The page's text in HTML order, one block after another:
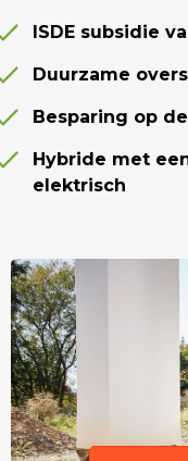
ISDE subsidie
Duurzame
Besparing op
Hybride met
elektrisch